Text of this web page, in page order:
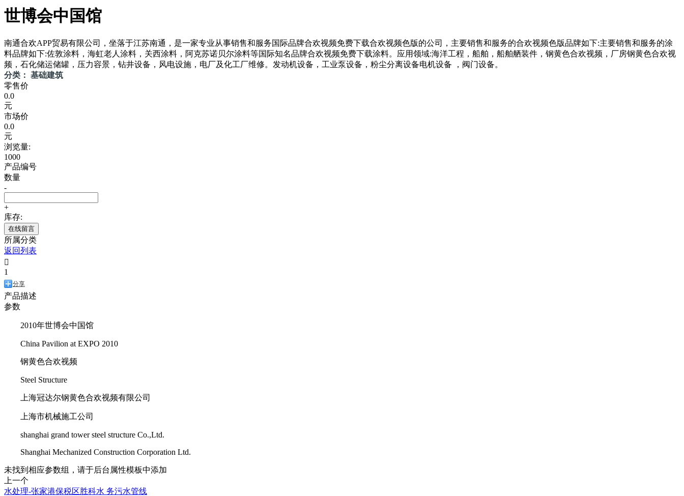
世博会中国馆
南通合欢APP贸易有限公司，坐落于江苏南通，是一家专业从事销售和服务国际品牌合欢视频免费下载合欢视频色版的公司，主要销售和服务的合欢视频色版品牌如下:主要销售和服务的涂
料品牌如下:佐敦涂料，海虹老人涂料，关西涂料，阿克苏诺贝尔涂料等国际知名品牌合欢视频免费下载涂料。应用领域:海洋工程，船舶，船舶舾装件，钢黄色合欢视频，厂房钢黄色合欢视
频，石化储运储罐，压力容景，钻井设备，风电设施，电厂及化工厂维修。发动机设备，工业泵设备，粉尘分离设备电机设备 ，阀门设备。
分类： 基础建筑
零售价
0.0
元
市场价
0.0
元
浏览量:
1000
产品编号
数量
-
+
库存:
在线留言
所属分类
返回列表

1
分享
产品描述
参数
2010年世博会中国馆
China Pavilion at EXPO 2010
钢黄色合欢视频
Steel Structure
上海冠达尔钢黄色合欢视频有限公司
上海市机械施工公司
shanghai grand tower steel structure Co.,Ltd.
Shanghai Mechanized Construction Corporation Ltd.
未找到相应参数组，请于后台属性模板中添加
上一个
水处理-张家港保税区胜科水 务污水管线